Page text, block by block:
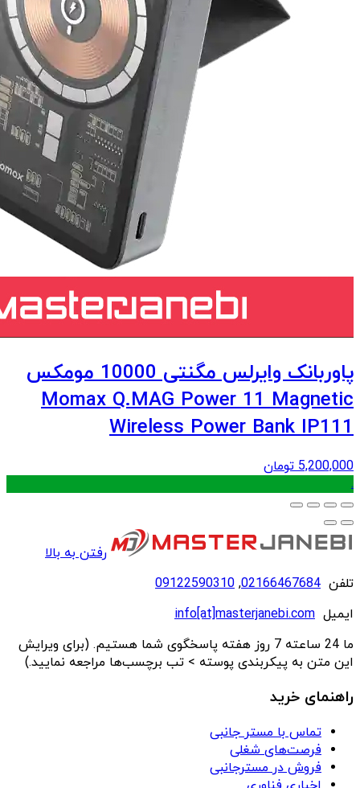
پاوربانک وایرلس مگنتی 10000 مومکس
Momax Q.MAG Power 11 Magnetic
Wireless Power Bank IP111
5,200,000 تومان
.
رفتن به بالا
تلفن 02166467684
,
09122590310
ایمیل info[at]masterjanebi.com
ما 24 ساعته 7 روز هفته پاسخگوی شما هستیم. (برای ویرایش
این متن به پیکربندی پوسته > تب برچسب‌ها مراجعه نمایید.)
راهنمای خرید
تماس با مستر جانبی
فرصت‌های شغلی
فروش در مسترجانبی